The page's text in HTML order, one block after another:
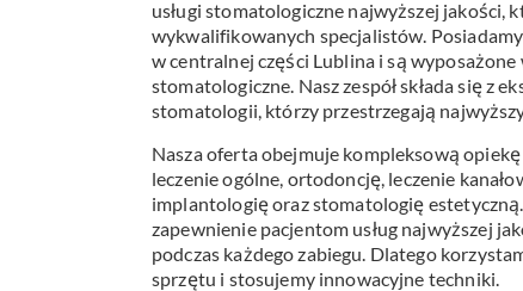
cyfrowa
usługi stomatologiczne najwyższej jakości,
wykwalifikowanych specjalistów.
w centralnej części Lublina i są
stomatologiczne. Nasz zespół składa się z
stomatologii, którzy przestrzegają
Nasza oferta obejmuje kompleksową
leczenie ogólne, ortodoncję, leczenie
implantologię oraz stomatologię
zapewnienie pacjentom usług najwyższej
podczas każdego zabiegu. Dlatego
sprzętu i stosujemy innowacyjne techniki.